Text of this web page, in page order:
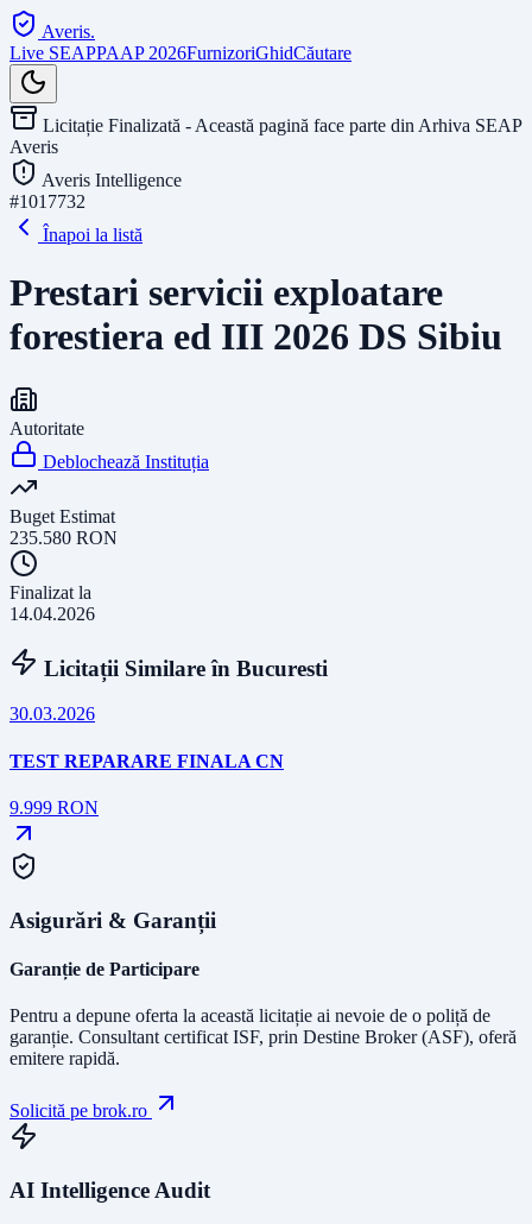
Averis.
Live SEAPPAAP 2026FurnizoriGhidCăutare
Licitație Finalizată - Această pagină face parte din Arhiva SEAP
Averis
Averis Intelligence
#1017732
Înapoi la listă
Prestari servicii exploatare
forestiera ed III 2026 DS Sibiu
Autoritate
Deblochează Instituția
Buget Estimat
235.580 RON
Finalizat la
14.04.2026
Licitații Similare în Bucuresti
30.03.2026
TEST REPARARE FINALA CN
9.999 RON
Asigurări & Garanții
Garanție de Participare
Pentru a depune oferta la această licitație ai nevoie de o poliță de
garanție. Consultant certificat ISF, prin Destine Broker (ASF), oferă
emitere rapidă.
Solicită pe brok.ro
AI Intelligence Audit